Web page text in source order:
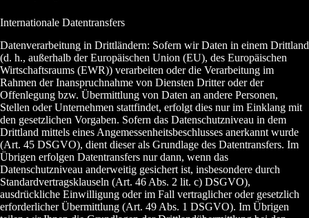
Internationale Datentransfers
Datenverarbeitung in Drittländern: Sofern wir Daten in einem Drittland
(d. h., außerhalb der Europäischen Union (EU), des Europäischen
Wirtschaftsraums (EWR)) verarbeiten oder die Verarbeitung im
Rahmen der Inanspruchnahme von Diensten Dritter oder der
Offenlegung bzw. Übermittlung von Daten an andere Personen,
Stellen oder Unternehmen stattfindet, erfolgt dies nur im Einklang mit
den gesetzlichen Vorgaben. Sofern das Datenschutzniveau in dem
Drittland mittels eines Angemessenheitsbeschlusses anerkannt wurde
(Art. 45 DSGVO), dient dieser als Grundlage des Datentransfers. Im
Übrigen erfolgen Datentransfers nur dann, wenn das
Datenschutzniveau anderweitig gesichert ist, insbesondere durch
Standardvertragsklauseln (Art. 46 Abs. 2 lit. c) DSGVO),
ausdrückliche Einwilligung oder im Fall vertraglicher oder gesetzlich
erforderlicher Übermittlung (Art. 49 Abs. 1 DSGVO). Im Übrigen